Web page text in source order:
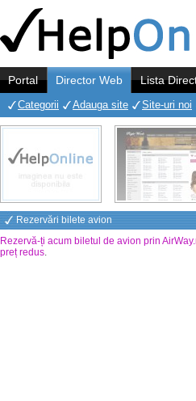
Portal Director Web Lista
Categorii Adauga site Site-uri noi
Rezervări bilete avion
Rezervă-ți acum biletul de avion prin
preț redus.